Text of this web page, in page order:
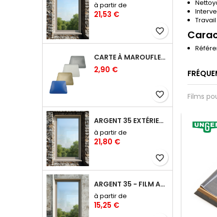
à partir de
21,53 €
favorite_border
CARTE À MAROUFLER RIGIDE COINS ARRONDIS – 10 CM
2,90 €
favorite_border
ARGENT 35 EXTÉRIEUR - FILM ANTI-CHALEUR, ANTI ÉBLOUISSEMENT RÉFLÉCHISSANT
à partir de
21,80 €
favorite_border
ARGENT 35 - FILM ANTI-CHALEUR, ANTI ÉBLOUISSEMENT RÉFLÉCHISSANT
à partir de
15,25 €
Films
favorite_border